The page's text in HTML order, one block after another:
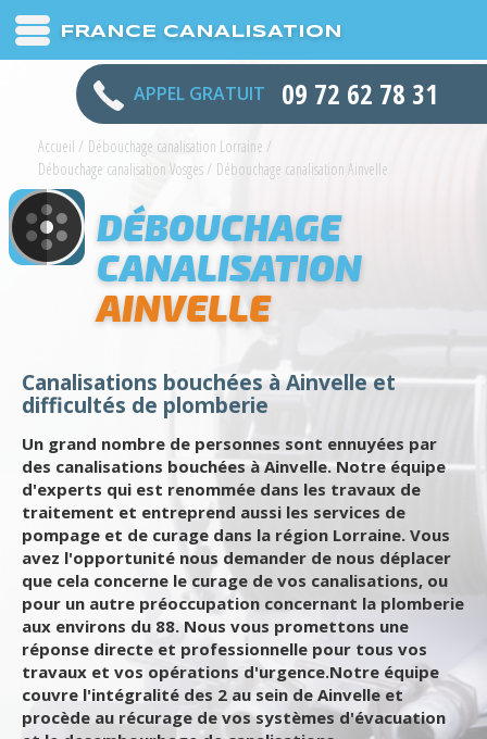
FRANCE CANALISATION
APPEL GRATUIT 09 72 62 78 31
Accueil / Débouchage canalisation Lorraine /
Débouchage canalisation Vosges/ Débouchage canalisation Ainvelle
DÉBOUCHAGE
CANALISATION
AINVELLE
Canalisations bouchées à Ainvelle et
difficultés de plomberie
Un grand nombre de personnes sont ennuyées par
des canalisations bouchées à Ainvelle. Notre équipe
d'experts qui est renommée dans les travaux de
traitement et entreprend aussi les services de
pompage et de curage dans la région Lorraine. Vous
avez l'opportunité nous demander de nous déplacer
que cela concerne le curage de vos canalisations, ou
pour un autre préoccupation concernant la plomberie
aux environs du 88. Nous vous promettons une
réponse directe et professionnelle pour tous vos
travaux et vos opérations d'urgence.Notre équipe
couvre l'intégralité des 2 au sein de Ainvelle et
procède au récurage de vos systèmes d'évacuation